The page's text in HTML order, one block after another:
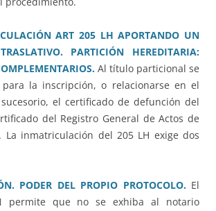
ART 205 LH APORTANDO UN
PARTICIÓN HEREDITARIA:
Al título particional se
la inscripción, o relacionarse en el
el certificado de defunción del
del Registro General de Actos de
La inmatriculación del 205 LH exige dos
PODER DEL PROPIO PROTOCOLO. El
permite que no se exhiba al notario